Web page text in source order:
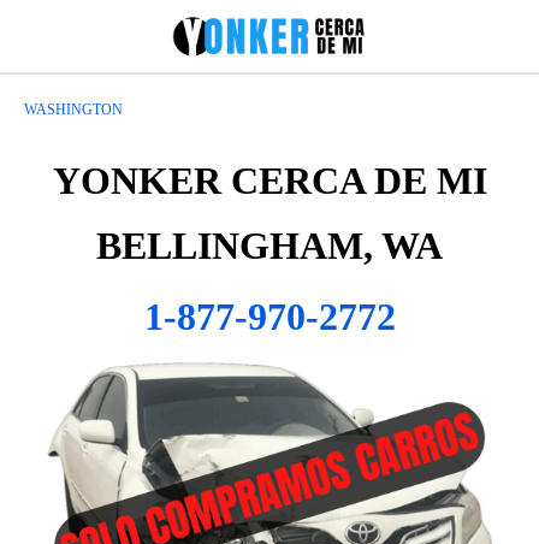
WASHINGTON
YONKER CERCA DE MI
BELLINGHAM, WA
1-877-970-2772